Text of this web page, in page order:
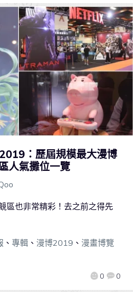
：歷屆規模最大漫博
人氣攤位一覽
0 0
區也非常精彩！去之前之得先
、 專輯、 漫博2019 、 漫畫博覽